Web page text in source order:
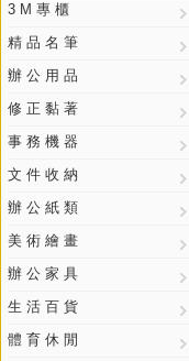
3 M 專 櫃
精 品 名 筆
辦 公 用 品
修 正 黏 著
事 務 機 器
文 件 收 納
辦 公 紙 類
美 術 繪 畫
辦 公 家 具
生 活 百 貨
體 育 休 閒